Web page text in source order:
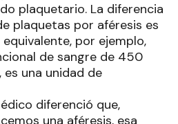
plaquetario. La diferencia
plaquetas por aféresis es
por ejemplo,
de sangre de 450
una unidad de
diferenció que,
una aféresis, esa